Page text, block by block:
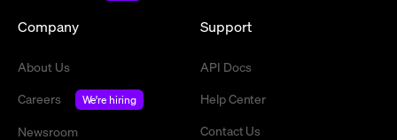
Company
About Us
Careers
We're hiring
Newsroom
Support
API Docs
Help Center
Contact Us